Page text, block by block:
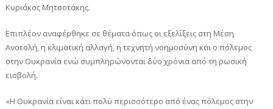
Κυριάκος Μητσοτάκης.
Επιπλέον αναφέρθηκε σε θέματα όπως οι εξελίξεις στη Μέση
Ανατολή, η κλιματική αλλαγή, η τεχνητή νοημοσύνη και ο πόλεμος
στην Ουκρανία ενώ συμπληρώνονται δύο χρόνια από τη ρωσική
εισβολή.
«Η Ουκρανία είναι κάτι πολύ περισσότερο από ένας πόλεμος στην